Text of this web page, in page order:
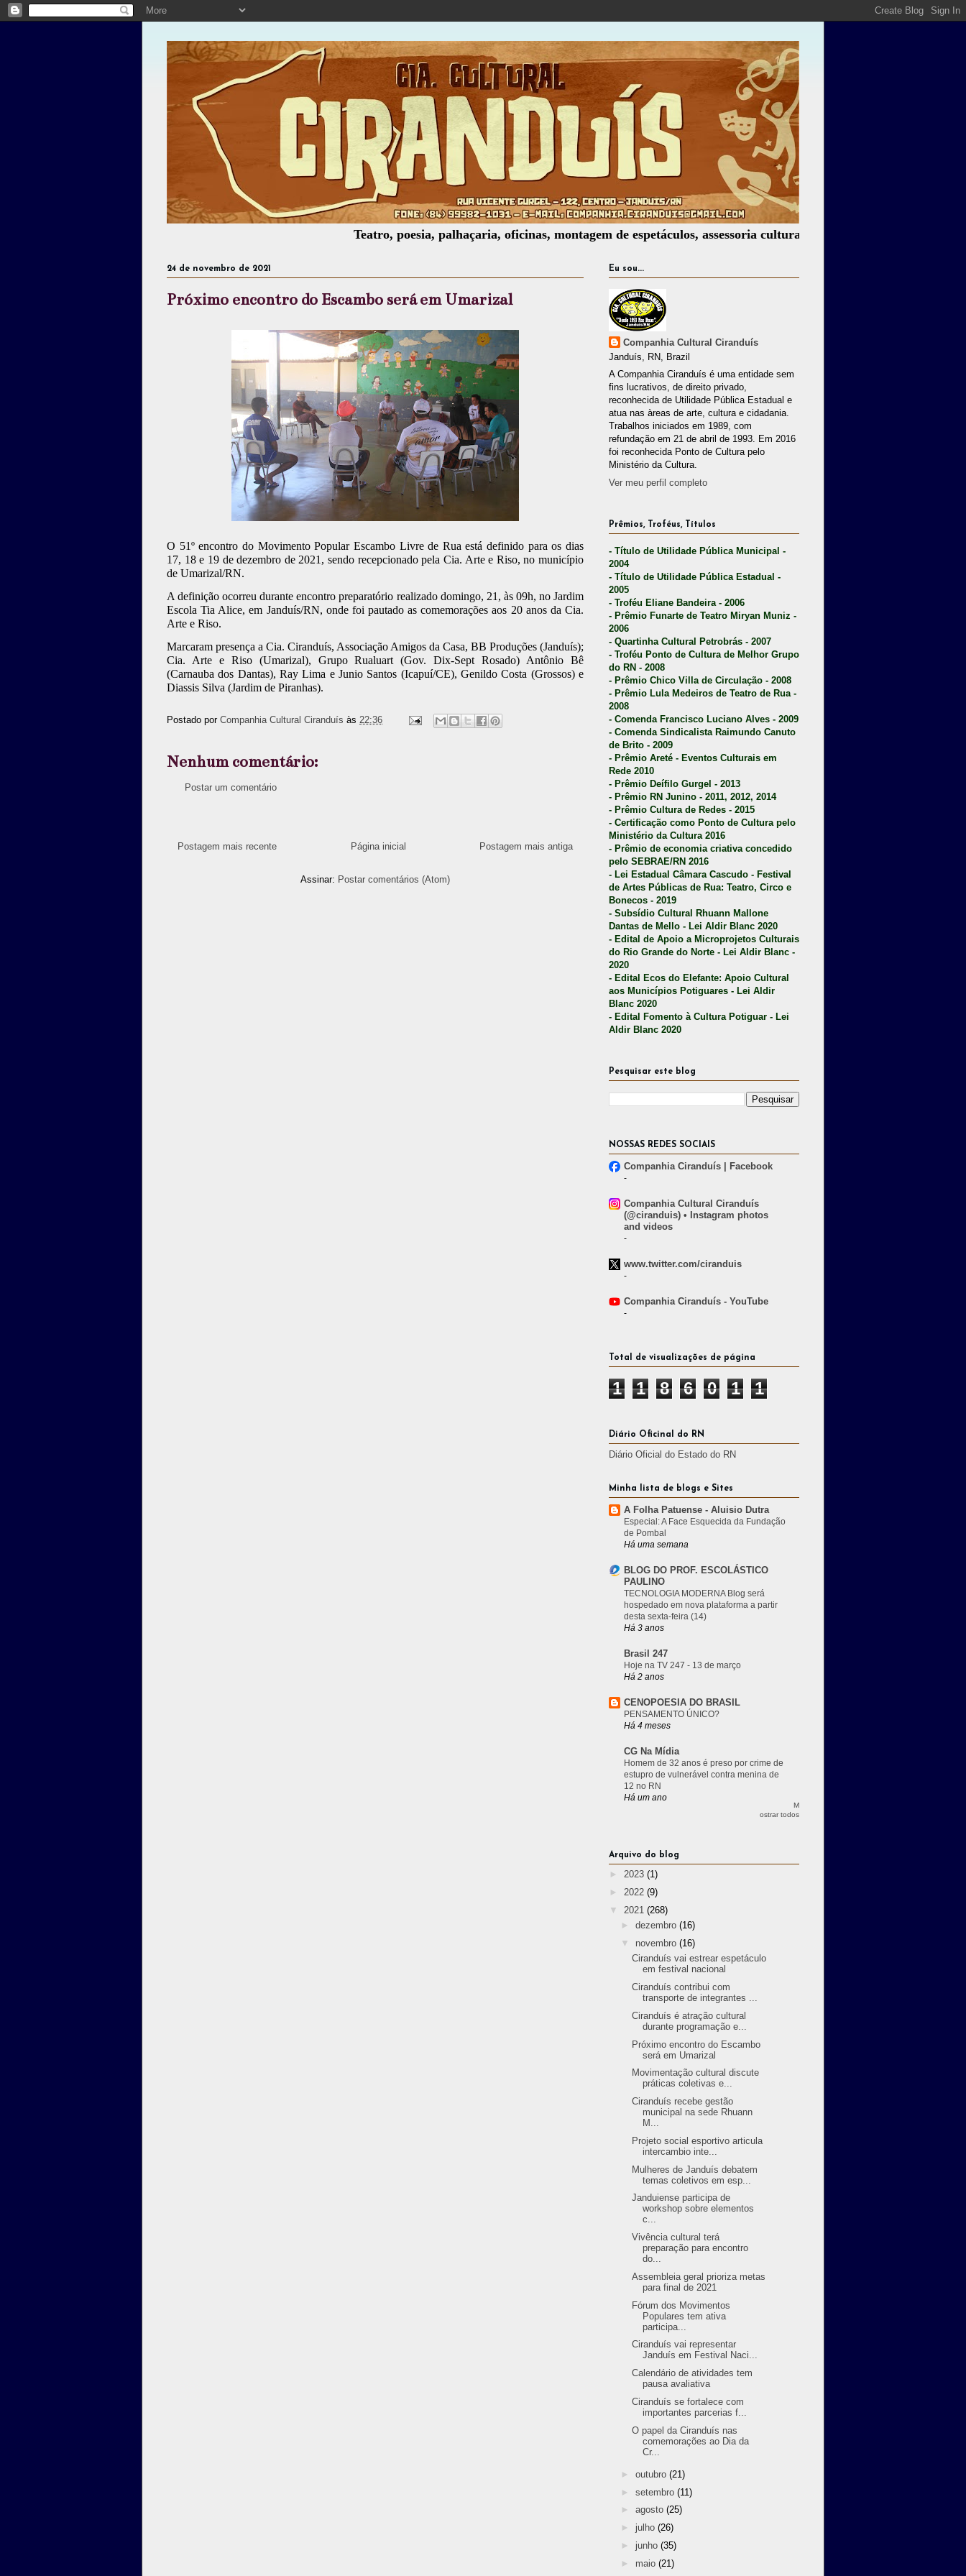
Teatro, poesia, palhaçaria, oficinas, montagem de espetáculos, assessoria cultural, palestras, produção de eventos,
24 de novembro de 2021
Próximo encontro do Escambo será em Umarizal
O 51º encontro do Movimento Popular Escambo Livre de Rua está definido para os dias
17, 18 e 19 de dezembro de 2021, sendo recepcionado pela Cia. Arte e Riso, no município
de Umarizal/RN.
A definição ocorreu durante encontro preparatório realizado domingo, 21, às 09h, no Jardim
Escola Tia Alice, em Janduís/RN, onde foi pautado as comemorações aos 20 anos da Cia.
Arte e Riso.
Marcaram presença a Cia. Ciranduís, Associação Amigos da Casa, BB Produções (Janduís);
Cia. Arte e Riso (Umarizal), Grupo Rualuart (Gov. Dix-Sept Rosado) Antônio Bê
(Carnauba dos Dantas), Ray Lima e Junio Santos (Icapuí/CE), Genildo Costa (Grossos) e
Diassis Silva (Jardim de Piranhas).
Postado por Companhia Cultural Ciranduís às 22:36
Nenhum comentário:
Postar um comentário
Postagem mais recente Postagem mais antiga
Página inicial
Assinar: Postar comentários (Atom)
Eu sou...
Companhia Cultural Ciranduís
Janduís, RN, Brazil
A Companhia Ciranduís é uma entidade sem
fins lucrativos, de direito privado,
reconhecida de Utilidade Pública Estadual e
atua nas àreas de arte, cultura e cidadania.
Trabalhos iniciados em 1989, com
refundação em 21 de abril de 1993. Em 2016
foi reconhecida Ponto de Cultura pelo
Ministério da Cultura.
Ver meu perfil completo
Prêmios, Troféus, Títulos
- Título de Utilidade Pública Municipal -
2004
- Título de Utilidade Pública Estadual -
2005
- Troféu Eliane Bandeira - 2006
- Prêmio Funarte de Teatro Miryan Muniz -
2006
- Quartinha Cultural Petrobrás - 2007
- Troféu Ponto de Cultura de Melhor Grupo
do RN - 2008
- Prêmio Chico Villa de Circulação - 2008
- Prêmio Lula Medeiros de Teatro de Rua -
2008
- Comenda Francisco Luciano Alves - 2009
- Comenda Sindicalista Raimundo Canuto
de Brito - 2009
- Prêmio Areté - Eventos Culturais em
Rede 2010
- Prêmio Deífilo Gurgel - 2013
- Prêmio RN Junino - 2011, 2012, 2014
- Prêmio Cultura de Redes - 2015
- Certificação como Ponto de Cultura pelo
Ministério da Cultura 2016
- Prêmio de economia criativa concedido
pelo SEBRAE/RN 2016
- Lei Estadual Câmara Cascudo - Festival
de Artes Públicas de Rua: Teatro, Circo e
Bonecos - 2019
- Subsídio Cultural Rhuann Mallone
Dantas de Mello - Lei Aldir Blanc 2020
- Edital de Apoio a Microprojetos Culturais
do Rio Grande do Norte - Lei Aldir Blanc -
2020
- Edital Ecos do Elefante: Apoio Cultural
aos Municípios Potiguares - Lei Aldir
Blanc 2020
- Edital Fomento à Cultura Potiguar - Lei
Aldir Blanc 2020
Pesquisar este blog
NOSSAS REDES SOCIAIS
Companhia Ciranduís | Facebook
-
Companhia Cultural Ciranduís
(@ciranduis) • Instagram photos
and videos
-
www.twitter.com/ciranduis
-
Companhia Ciranduís - YouTube
-
Total de visualizações de página
1 1 8 6 0 1 1
Diário Oficinal do RN
Diário Oficial do Estado do RN
Minha lista de blogs e Sites
A Folha Patuense - Aluisio Dutra
Especial: A Face Esquecida da Fundação
de Pombal
Há uma semana
BLOG DO PROF. ESCOLÁSTICO
PAULINO
TECNOLOGIA MODERNA Blog será
hospedado em nova plataforma a partir
desta sexta-feira (14)
Há 3 anos
Brasil 247
Hoje na TV 247 - 13 de março
Há 2 anos
CENOPOESIA DO BRASIL
PENSAMENTO ÚNICO?
Há 4 meses
CG Na Mídia
Homem de 32 anos é preso por crime de
estupro de vulnerável contra menina de
12 no RN
Há um ano
M
ostrar todos
Arquivo do blog
► 2023 (1)
► 2022 (9)
▼ 2021 (268)
► dezembro (16)
▼ novembro (16)
Ciranduís vai estrear espetáculo
em festival nacional
Ciranduís contribui com
transporte de integrantes ...
Ciranduís é atração cultural
durante programação e...
Próximo encontro do Escambo
será em Umarizal
Movimentação cultural discute
práticas coletivas e...
Ciranduís recebe gestão
municipal na sede Rhuann
M...
Projeto social esportivo articula
intercambio inte...
Mulheres de Janduís debatem
temas coletivos em esp...
Janduiense participa de
workshop sobre elementos
c...
Vivência cultural terá
preparação para encontro
do...
Assembleia geral prioriza metas
para final de 2021
Fórum dos Movimentos
Populares tem ativa
participa...
Ciranduís vai representar
Janduís em Festival Naci...
Calendário de atividades tem
pausa avaliativa
Ciranduís se fortalece com
importantes parcerias f...
O papel da Ciranduís nas
comemorações ao Dia da
Cr...
► outubro (21)
► setembro (11)
► agosto (25)
► julho (26)
► junho (35)
► maio (21)